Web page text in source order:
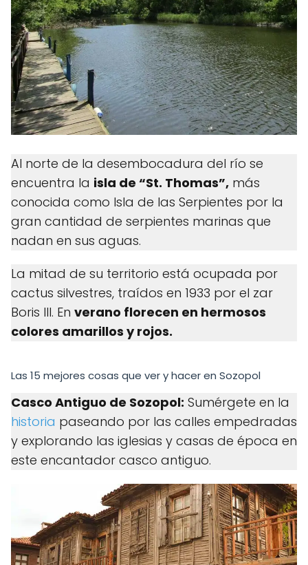
Al norte de la desembocadura del río se
encuentra la isla de “St. Thomas”, más
conocida como Isla de las Serpientes por la
gran cantidad de serpientes marinas que
nadan en sus aguas.
La mitad de su territorio está ocupada por
cactus silvestres, traídos en 1933 por el zar
Boris III. En verano florecen en hermosos
colores amarillos y rojos.
Las 15 mejores cosas que ver y hacer en Sozopol
Casco Antiguo de Sozopol: Sumérgete en la
historia paseando por las calles empedradas
y explorando las iglesias y casas de época en
este encantador casco antiguo.